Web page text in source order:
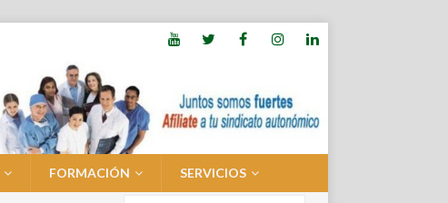
FORMACIÓN SERVICIOS